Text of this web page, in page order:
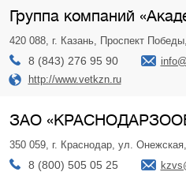
Группа компаний
420 088, г. Казань, Проспект
8 (843) 276 95 90
http://www.vetkzn.ru
ЗАО
350 059, г. Краснодар, ул.
8 (800) 505 05 25